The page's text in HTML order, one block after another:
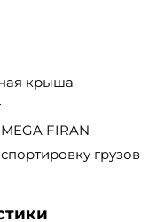
крыша
FIRAN
грузов